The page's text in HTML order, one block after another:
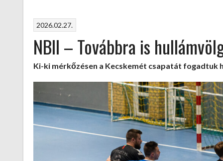
2026.02.27.
NBII – Továbbra is
Ki-ki mérkőzésen a Kecskemét csapatát fogadtuk